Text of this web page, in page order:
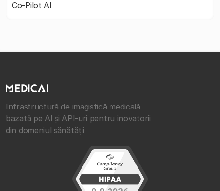
Co-Pilot AI
Infrastructură de imagistică medicală
bazată pe AI și API-uri pentru inovatorii
din domeniul sănătății